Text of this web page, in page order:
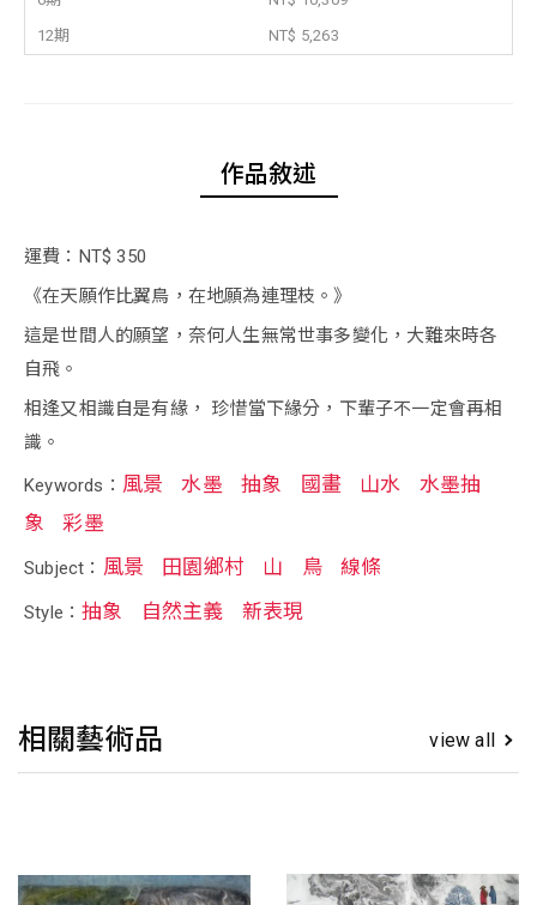
12期
NT$ 5,263
作品敘述
運費：NT$ 350
《在天願作比翼鳥，在地願為連理枝。》
這是世間人的願望，奈何人生無常世事多變化，大難來時各
自飛。
相逢又相識自是有緣， 珍惜當下緣分，下輩子不一定會再相
識。
Keywords： 風景 水墨 抽象 國畫 山水
水墨抽
象
彩墨
Subject： 風景 田園鄉村 山 鳥 線條
Style：抽象 自然主義 新表現
相關藝術品 view all